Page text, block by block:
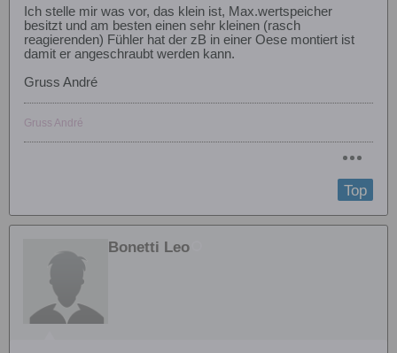
Ich stelle mir was vor, das klein ist, Max.wertspeicher
besitzt und am besten einen sehr kleinen (rasch
reagierenden) Fühler hat der zB in einer Oese montiert ist
damit er angeschraubt werden kann.
Gruss André
Gruss André
Top
Bonetti Leo